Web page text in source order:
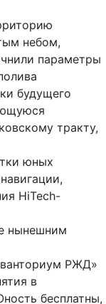
небом,
параметры
будущего
тракту,
юных
HiTech-
нынешним
РЖД»
в
бесплатны,